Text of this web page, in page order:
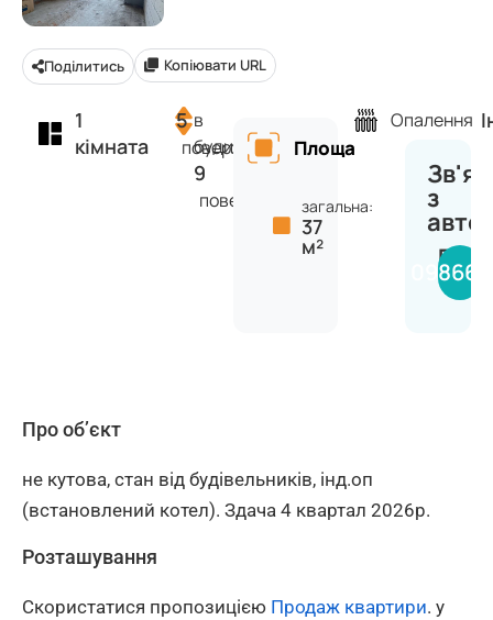
Поділитись Копіювати URL
1
кімната
5
поверх
в
будинку
9
поверхів
Площа
загальна:
37
м²
Опалення
з
Про об’єкт
не кутова, стан від будівельників, інд.оп
(встановлений котел). Здача 4 квартал 2026р.
Розташування
Скористатися пропозицією Продаж квартири. у